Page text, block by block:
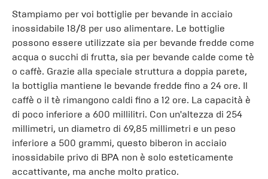
Stampiamo per voi bottiglie per bevande in acciaio
inossidabile 18/8 per uso alimentare. Le bottiglie
possono essere utilizzate sia per bevande fredde come
acqua o succhi di frutta, sia per bevande calde come tè
o caffè. Grazie alla speciale struttura a doppia parete,
la bottiglia mantiene le bevande fredde fino a 24 ore. Il
caffè o il tè rimangono caldi fino a 12 ore. La capacità è
di poco inferiore a 600 millilitri. Con un'altezza di 254
millimetri, un diametro di 69,85 millimetri e un peso
inferiore a 500 grammi, questo biberon in acciaio
inossidabile privo di BPA non è solo esteticamente
accattivante, ma anche molto pratico.